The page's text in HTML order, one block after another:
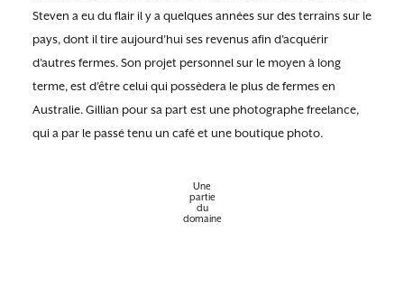
Steven a eu du flair il y a quelques années sur des terrains sur le
pays, dont il tire aujourd’hui ses revenus afin d’acquérir
d’autres fermes. Son projet personnel sur le moyen à long
terme, est d’être celui qui possèdera le plus de fermes en
Australie. Gillian pour sa part est une photographe freelance,
qui a par le passé tenu un café et une boutique photo.
Une
partie
du
domaine